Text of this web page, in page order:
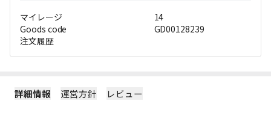
マイレージ
14
Goods code
GD00128239
注文履歴
詳細情報 運営方針 レビュー